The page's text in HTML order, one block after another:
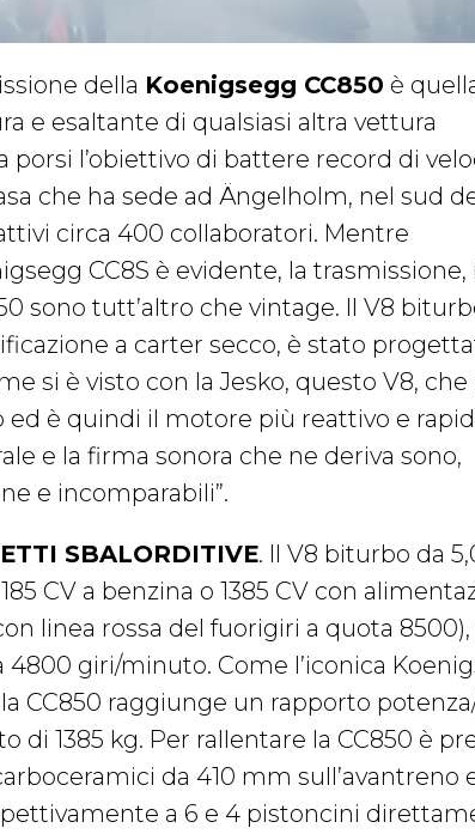
della Koenigsegg CC850 è
e esaltante di qualsiasi altra vettura
porsi l’obiettivo di battere record di
che ha sede ad Ängelholm, nel sud
circa 400 collaboratori. Mentre
CC8S è evidente, la trasmissione,
sono tutt’altro che vintage. Il V8
a carter secco, è stato
si è visto con la Jesko, questo V8, che
ed è quindi il motore più reattivo e
e la firma sonora che ne deriva sono,
e incomparabili”.
SBALORDITIVE. Il V8 biturbo da
CV a benzina o 1385 CV con
linea rossa del fuorigiri a quota
4800 giri/minuto. Come l’iconica
CC850 raggiunge un rapporto
di 1385 kg. Per rallentare la CC850 è
da 410 mm sull’avantreno
a 6 e 4 pistoncini